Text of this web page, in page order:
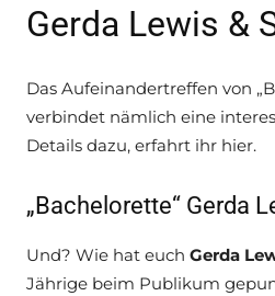
Gerda Lewis &
Das Aufeinandertreffen von
verbindet nämlich eine
Details dazu, erfahrt ihr hier.
„Bachelorette“ Gerda
Und? Wie hat euch Gerda
Jährige beim Publikum